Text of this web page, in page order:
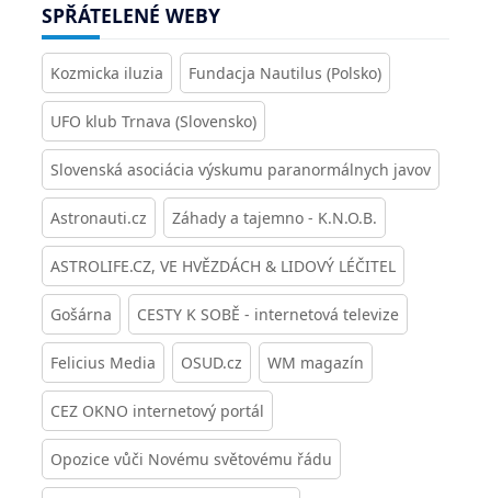
SPŘÁTELENÉ WEBY
Kozmicka iluzia Fundacja Nautilus (Polsko)
UFO klub Trnava (Slovensko)
Slovenská asociácia výskumu paranormálnych javov
Astronauti.cz Záhady a tajemno - K.N.O.B.
ASTROLIFE.CZ, VE HVĚZDÁCH & LIDOVÝ LÉČITEL
Gošárna CESTY K SOBĚ - internetová televize
Felicius Media OSUD.cz WM magazín
CEZ OKNO internetový portál
Opozice vůči Novému světovému řádu